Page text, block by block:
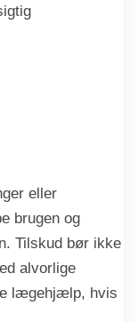
eller
brugen og
Tilskud bør ikke
alvorlige
lægehjælp, hvis